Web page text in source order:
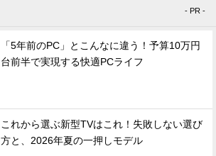
- PR -
「5年前のPC」とこんなに違う！予算10万円
台前半で実現する快適PCライフ
これから選ぶ新型TVはこれ！失敗しない選び
方と、2026年夏の一押しモデル